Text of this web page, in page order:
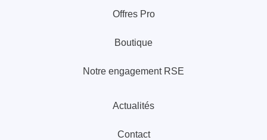
Offres Pro
Boutique
Notre engagement RSE
Actualités
Contact